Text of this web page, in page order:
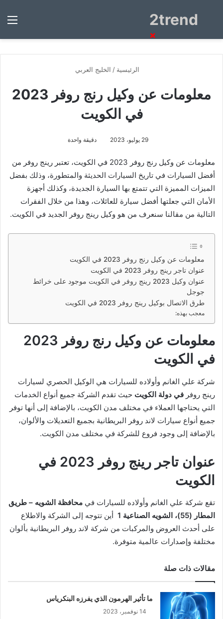
2trendبحث
الرئيسية / الخليج العربي
معلومات عن وكيل رنج روفر 2023
في الكويت
29 يوليو، 2023 دقيقة واحدة
معلومات عن وكيل رنج روفر 2023 في الكويت،
تعتبر رينج روفر من
أفضل السيارات في تاريخ السيارات الحديثة والمتطورة، وذلك بفضل
الميزات المميزة التي تتمتع بها السيارة الجديدة، وكذلك أجهزة
الأمان التي جعلتها أفضل سيارة للعائلات، وهذا من خلال الفقرات
التالية من مقالنا سنعرف من هو وكيل رينج روفر الجديد في الكويت.
معلومات عن وكيل رنج روفر 2023 في الكويت
عنوان تاجر رينج روفر 2023 في الكويت
عنوان وكيل 2023 رينج روفر في الكويت موجود على خرائط
جوجل
طرق الاتصال بوكيل رينج روفر 2023 في الكويت
معجب بهذه:
معلومات عن وكيل رنج روفر 2023
في الكويت
شركة علي الغانم وأولاده للسيارات هي الوكيل الحصري لسيارات
رينج روفر في دولة الكويت حيث تقدم الشركة جميع أنواع الخدمات
التي يحتاجها العملاء في مختلف مدن الكويت، بالإضافة إلى أنها توفر
جميع أنواع سيارات لاند روفر البريطانية بجميع التعديلات والألوان،
بالإضافة إلى وجود فروع للشركة في مختلف مدن الكويت.
عنوان تاجر رينج روفر 2023 في
الكويت
تقع شركة علي الغانم وأولاده للسيارات في محافظة الشويه – طريق
المطار (55)، الشويه الصناعية 1
أين تتوجه إلى الشركة والاطلاع
على أحدث العروض والمركبات من شركة لاند روفر البريطانية بألوان
مختلفة وإصدارات عالمية متوفرة.
مقالات ذات صلة
ما تأثير الهرمون الذي يفرزه البنكرياس
14 نوفمبر، 2023
×